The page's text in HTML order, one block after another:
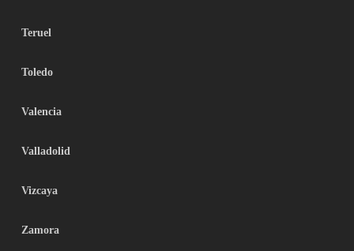
Teruel
Toledo
Valencia
Valladolid
Vizcaya
Zamora